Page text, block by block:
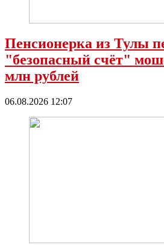
Пенсионерка из Тулы
"безопасный счёт"
млн рублей
06.08.2026 12:07